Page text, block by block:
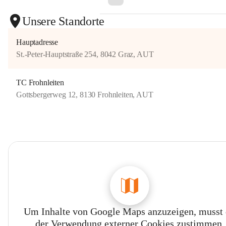
Unsere Standorte
Hauptadresse
St.-Peter-Hauptstraße 254, 8042 Graz, AUT
TC Frohnleiten
Gottsbergerweg 12, 8130 Frohnleiten, AUT
Um Inhalte von Google Maps anzuzeigen, musst
der Verwendung externer Cookies zustimmen.